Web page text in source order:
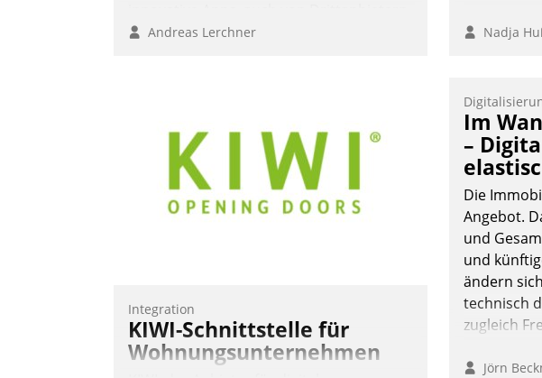
in SAP zu integrieren.
Andreas Lerchner Nadja
Integration
KIWI-Schnittstelle für
Wohnungsunternehmen
Im
–
Die
Angebot.
und
und
ändern
technisch
zugleich
Jörn